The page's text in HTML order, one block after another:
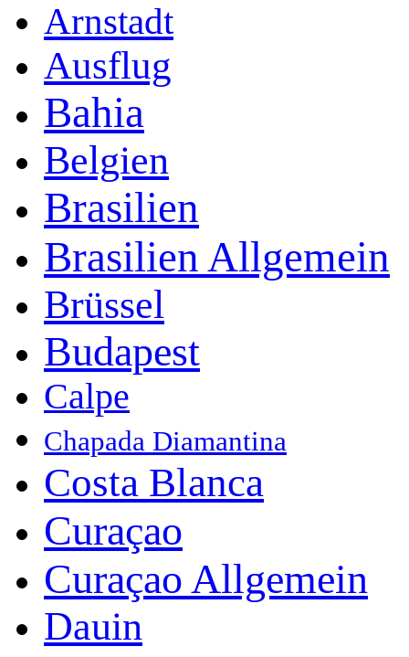
Arnstadt
Ausflug
Bahia
Belgien
Brasilien
Brasilien Allgemein
Brüssel
Budapest
Calpe
Chapada Diamantina
Costa Blanca
Curaçao
Curaçao Allgemein
Dauin